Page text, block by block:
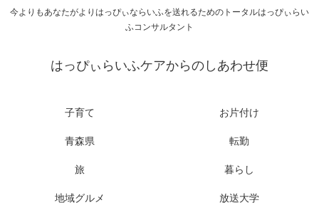
今よりもあなたがよりはっぴぃならいふを送れるためのトータルはっぴぃらい
ふコンサルタント
はっぴぃらいふケアからのしあわせ便
子育て お片付け
青森県 転勤
旅 暮らし
地域グルメ 放送大学